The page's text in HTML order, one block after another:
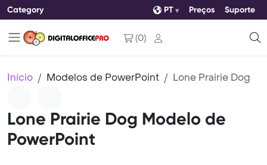
Category PT Preços Suporte
(0)
Início Modelos de PowerPoint Lone Prairie Dog
Lone Prairie Dog Modelo de
PowerPoint